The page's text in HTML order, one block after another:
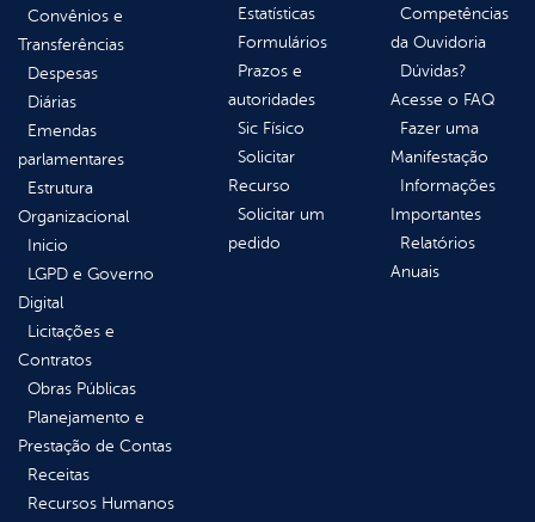
Convênios e
Transferências
Despesas
Diárias
Emendas
parlamentares
Estrutura
Organizacional
Inicio
LGPD e Governo
Digital
Licitações e
Contratos
Obras Públicas
Planejamento e
Prestação de Contas
Receitas
Recursos Humanos
Estatísticas
Formulários
Prazos e
autoridades
Sic Físico
Solicitar
Recurso
Solicitar um
pedido
Competências
da Ouvidoria
Dúvidas?
Acesse o FAQ
Fazer uma
Manifestação
Informações
Importantes
Relatórios
Anuais